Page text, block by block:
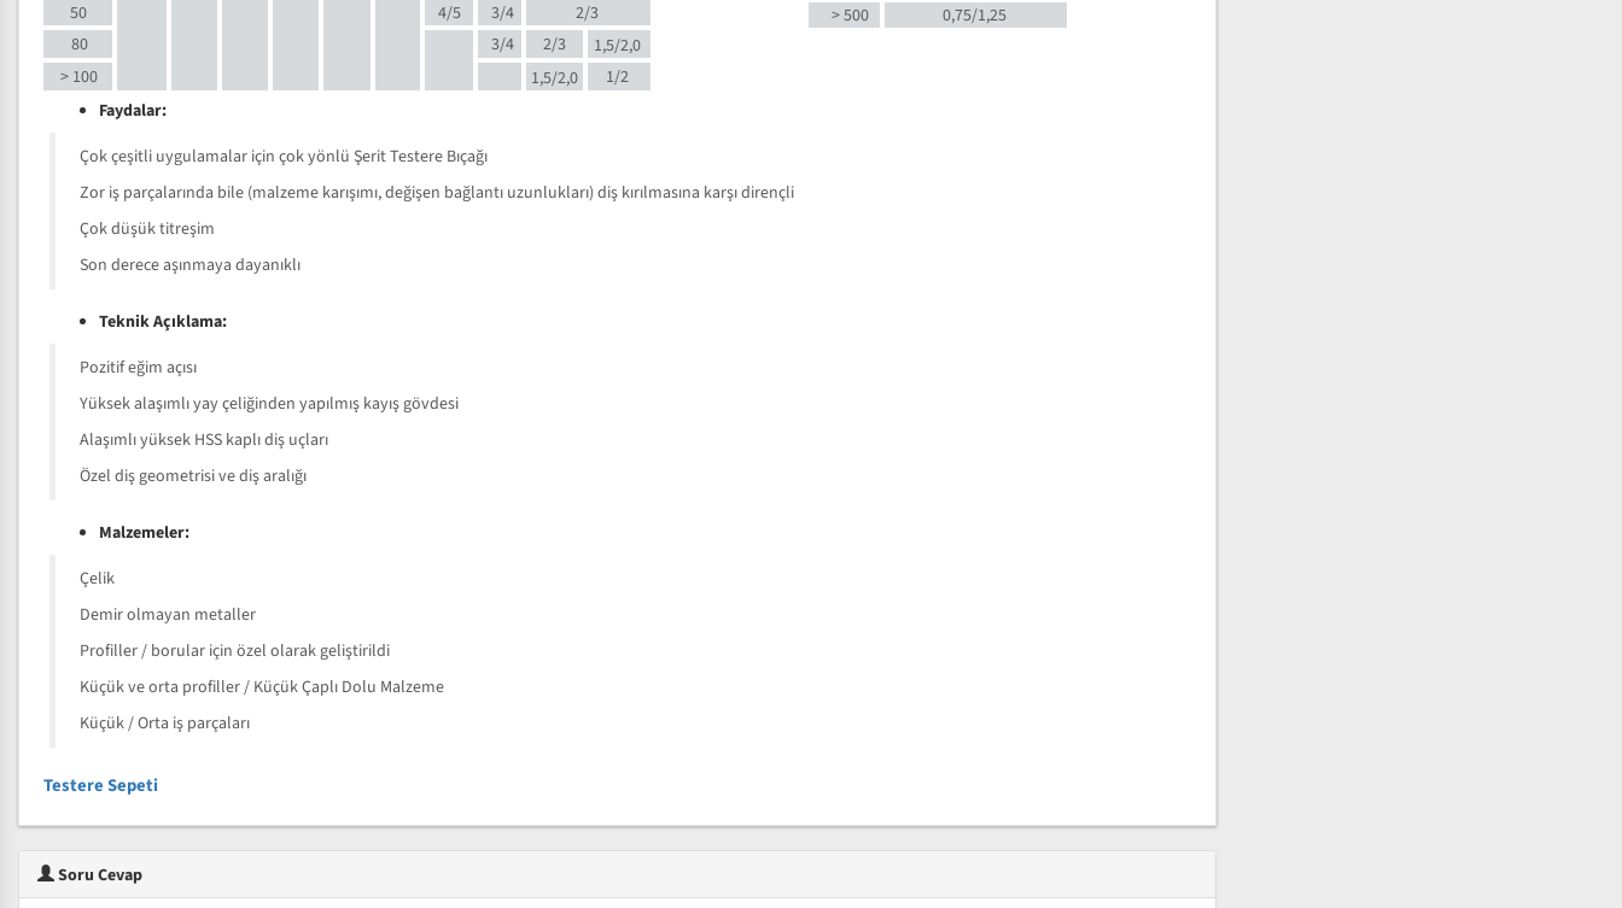
50
4/5 3/4
2/3
80
3/4 2/3
1,5/2,0
> 100
1,5/2,0 1/2
> 500
0,75/1,25
Faydalar:
Çok çeşitli uygulamalar için çok yönlü Şerit Testere Bıçağı
Zor iş parçalarında bile (malzeme karışımı, değişen bağlantı uzunlukları) diş kırılmasına karşı dirençli
Çok düşük titreşim
Son derece aşınmaya dayanıklı
Teknik Açıklama:
Pozitif eğim açısı
Yüksek alaşımlı yay çeliğinden yapılmış kayış gövdesi
Alaşımlı yüksek HSS kaplı diş uçları
Özel diş geometrisi ve diş aralığı
Malzemeler:
Çelik
Demir olmayan metaller
Profiller / borular için özel olarak geliştirildi
Küçük ve orta profiller / Küçük Çaplı Dolu Malzeme
Küçük / Orta iş parçaları
Testere Sepeti
Soru Cevap